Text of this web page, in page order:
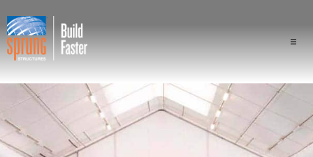
Branchen
Komponenten